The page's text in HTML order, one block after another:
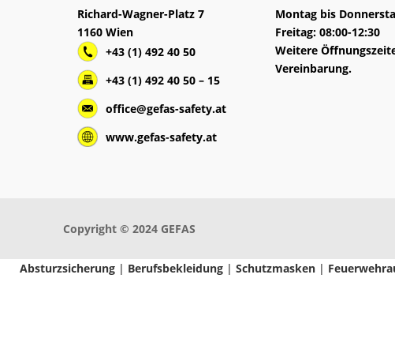
Richard-Wagner-Platz 7
1160 Wien
+43 (1) 492 40 50
+43 (1) 492 40 50 – 15
office@gefas-safety.at
www.gefas-safety.at
Montag bis
Freitag: 08:00-12:30
Weitere
Vereinbarung.
Copyright © 2024 GEFAS
Absturzsicherung| Berufsbekleidung| Schutzmasken|